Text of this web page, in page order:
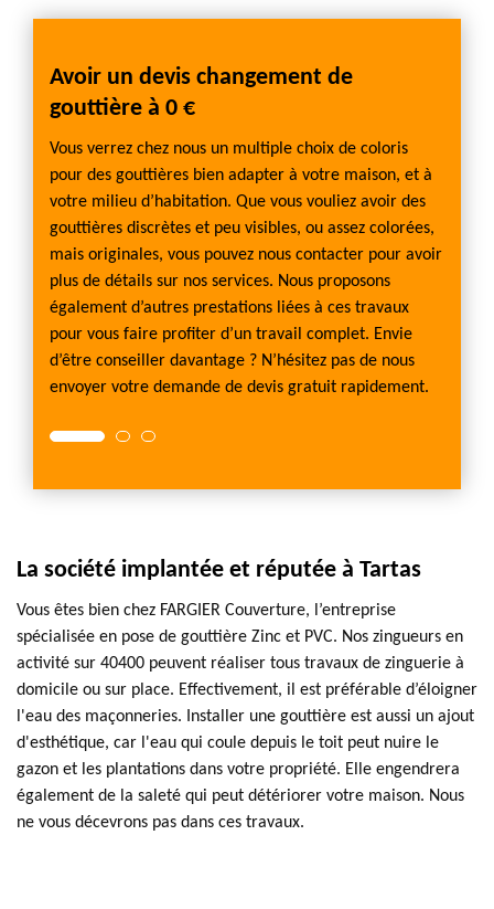
Avoir un devis changement de
gouttière à 0 €
Vous verrez chez nous un multiple choix de coloris
pour des gouttières bien adapter à votre maison, et à
votre milieu d’habitation. Que vous vouliez avoir des
gouttières discrètes et peu visibles, ou assez colorées,
mais originales, vous pouvez nous contacter pour avoir
plus de détails sur nos services. Nous proposons
également d’autres prestations liées à ces travaux
pour vous faire profiter d’un travail complet. Envie
d’être conseiller davantage ? N’hésitez pas de nous
envoyer votre demande de devis gratuit rapidement.
La société implantée et réputée à Tartas
Vous êtes bien chez FARGIER Couverture, l’entreprise
spécialisée en pose de gouttière Zinc et PVC. Nos zingueurs en
activité sur 40400 peuvent réaliser tous travaux de zinguerie à
domicile ou sur place. Effectivement, il est préférable d’éloigner
l'eau des maçonneries. Installer une gouttière est aussi un ajout
d'esthétique, car l'eau qui coule depuis le toit peut nuire le
gazon et les plantations dans votre propriété. Elle engendrera
également de la saleté qui peut détériorer votre maison. Nous
ne vous décevrons pas dans ces travaux.